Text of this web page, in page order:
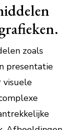
zoals
presentatie
visuele